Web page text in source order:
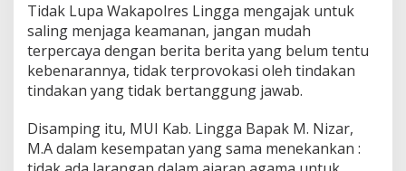
Tidak Lupa Wakapolres Lingga mengajak untuk
saling menjaga keamanan, jangan mudah
terpercaya dengan berita berita yang belum tentu
kebenarannya, tidak terprovokasi oleh tindakan
tindakan yang tidak bertanggung jawab.
Disamping itu, MUI Kab. Lingga Bapak M. Nizar,
M.A dalam kesempatan yang sama menekankan :